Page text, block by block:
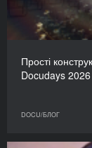
Прості
Docudays 2026
DOCU/БЛОГ